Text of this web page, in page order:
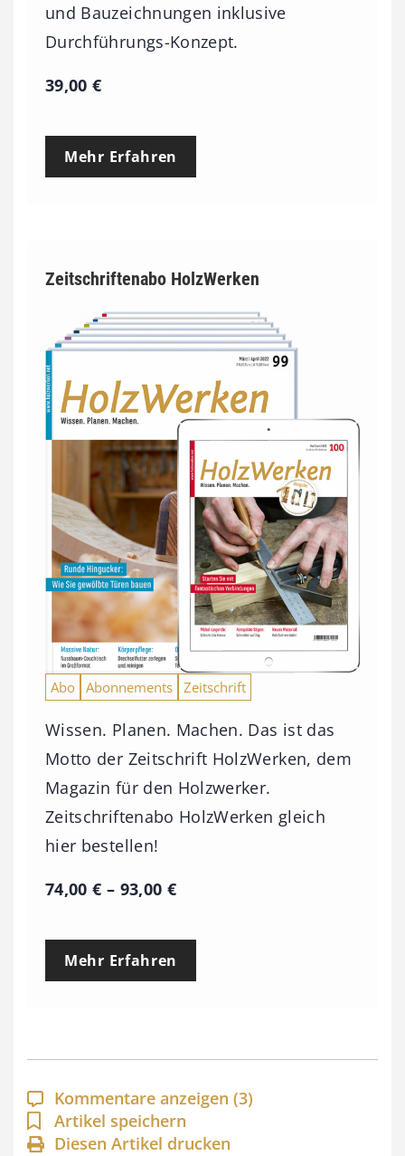
und Bauzeichnungen inklusive
Durchführungs-Konzept.
39,00€
Mehr Erfahren
Zeitschriftenabo HolzWerken
Abo Abonnements Zeitschrift
Wissen. Planen. Machen. Das ist das
Motto der Zeitschrift HolzWerken, dem
Magazin für den Holzwerker.
Zeitschriftenabo HolzWerken gleich
hier bestellen!
74,00€ – 93,00 €P
e
p
a
n
n
Mehr Erfahren
Kommentare anzeigen (3)
Artikel speichern
Diesen Artikel drucken